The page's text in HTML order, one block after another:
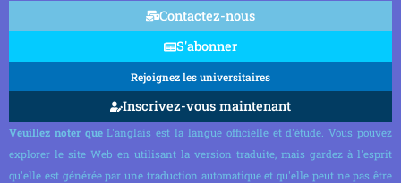
Contactez-nous
S'abonner
Rejoignez les universitaires
Inscrivez-vous maintenant
Veuillez noter queL'anglais est la langue officielle et d'étude. Vous pouvez
explorer le site Web en utilisant la version traduite, mais gardez à l'esprit
qu'elle est générée par une traduction automatique et qu'elle peut ne pas être